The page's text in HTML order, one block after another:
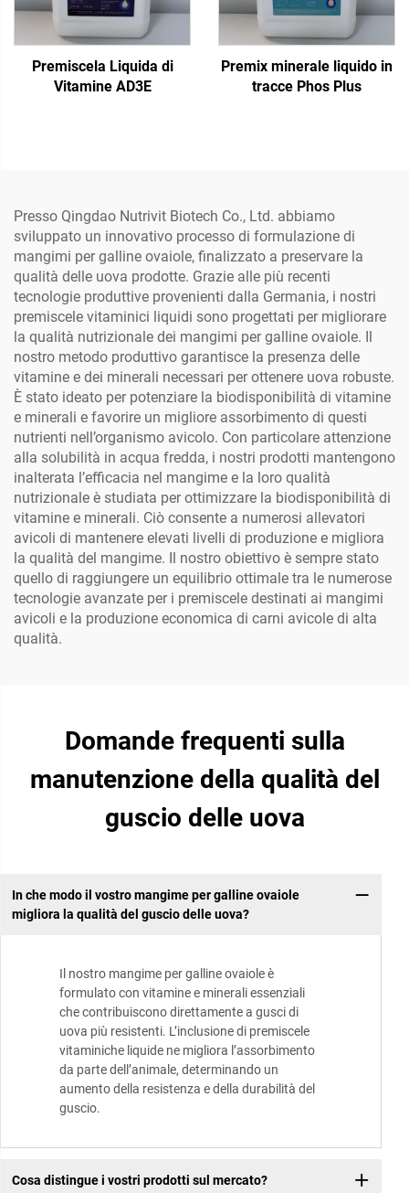
Premiscela Liquida di
Vitamine AD3E
Premix minerale liquido in
tracce Phos Plus
Presso Qingdao Nutrivit Biotech Co., Ltd. abbiamo
sviluppato un innovativo processo di formulazione di
mangimi per galline ovaiole, finalizzato a preservare la
qualità delle uova prodotte. Grazie alle più recenti
tecnologie produttive provenienti dalla Germania, i nostri
premiscele vitaminici liquidi sono progettati per migliorare
la qualità nutrizionale dei mangimi per galline ovaiole. Il
nostro metodo produttivo garantisce la presenza delle
vitamine e dei minerali necessari per ottenere uova robuste.
È stato ideato per potenziare la biodisponibilità di vitamine
e minerali e favorire un migliore assorbimento di questi
nutrienti nell’organismo avicolo. Con particolare attenzione
alla solubilità in acqua fredda, i nostri prodotti mantengono
inalterata l’efficacia nel mangime e la loro qualità
nutrizionale è studiata per ottimizzare la biodisponibilità di
vitamine e minerali. Ciò consente a numerosi allevatori
avicoli di mantenere elevati livelli di produzione e migliora
la qualità del mangime. Il nostro obiettivo è sempre stato
quello di raggiungere un equilibrio ottimale tra le numerose
tecnologie avanzate per i premiscele destinati ai mangimi
avicoli e la produzione economica di carni avicole di alta
qualità.
Domande frequenti sulla
manutenzione della qualità del
guscio delle uova
In che modo il vostro mangime per galline ovaiole
migliora la qualità del guscio delle uova?
Il nostro mangime per galline ovaiole è
formulato con vitamine e minerali essenziali
che contribuiscono direttamente a gusci di
uova più resistenti. L’inclusione di premiscele
vitaminiche liquide ne migliora l’assorbimento
da parte dell’animale, determinando un
aumento della resistenza e della durabilità del
guscio.
Cosa distingue i vostri prodotti sul mercato?